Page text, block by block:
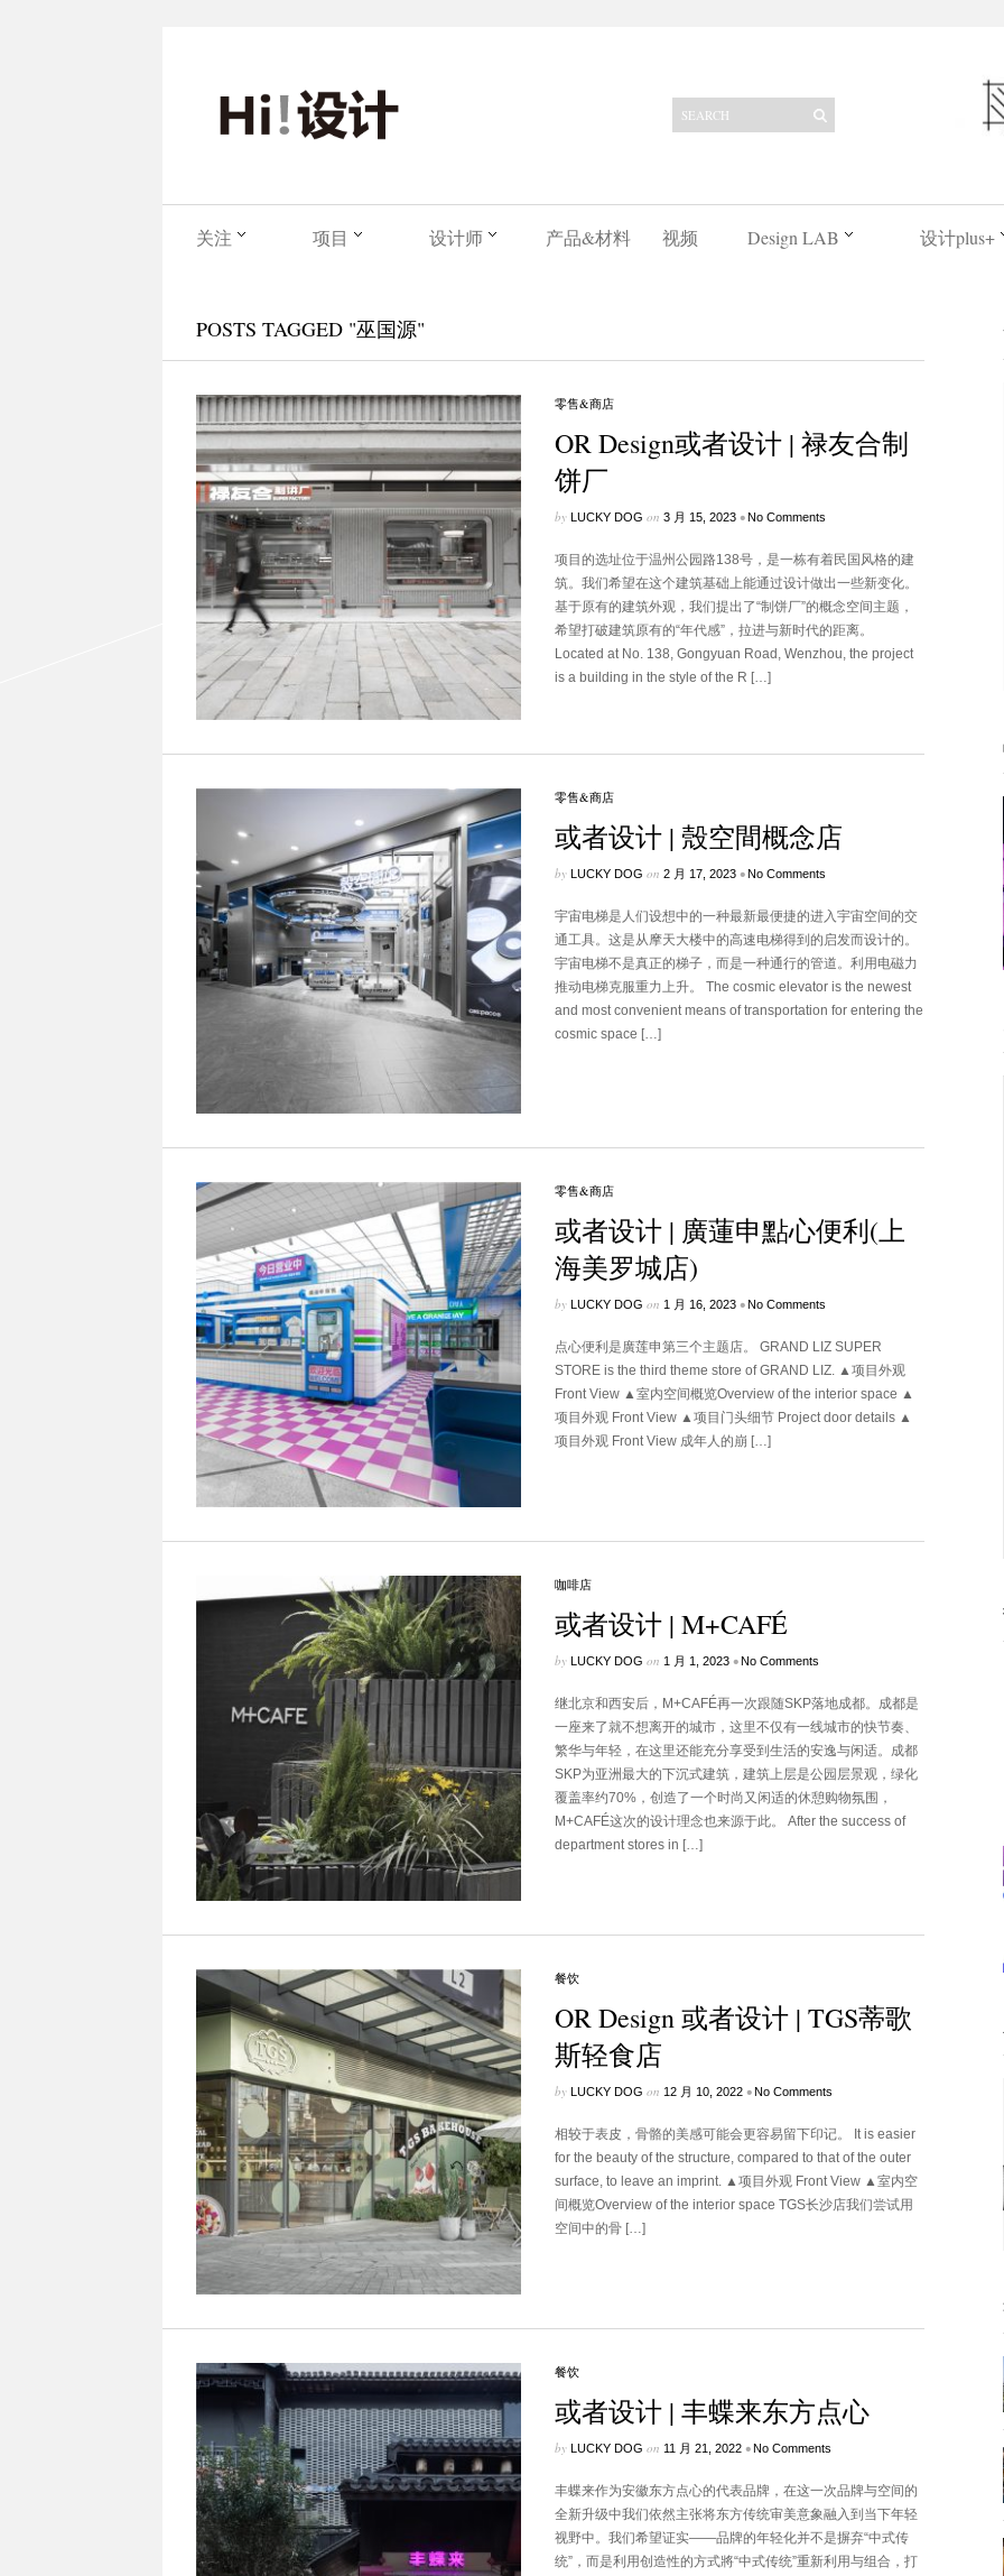
关注 项目 设计师 产品&材料 视频 Design LAB 设计plus+
POSTS TAGGED "巫国源"
零售&商店
OR Design或者设计 | 禄友合制
饼厂
by LUCKY DOG on 3 月 15, 2023 •No Comments
项目的选址位于温州公园路138号，是一栋有着民国风格的建
筑。我们希望在这个建筑基础上能通过设计做出一些新变化。
基于原有的建筑外观，我们提出了“制饼厂”的概念空间主题，
希望打破建筑原有的“年代感”，拉进与新时代的距离。
Located at No. 138, Gongyuan Road, Wenzhou, the project
is a building in the style of the R […]
零售&商店
或者设计 | 殼空間概念店
by LUCKY DOG on 2 月 17, 2023 •No Comments
宇宙电梯是人们设想中的一种最新最便捷的进入宇宙空间的交
通工具。这是从摩天大楼中的高速电梯得到的启发而设计的。
宇宙电梯不是真正的梯子，而是一种通行的管道。利用电磁力
推动电梯克服重力上升。 The cosmic elevator is the newest
and most convenient means of transportation for entering the
cosmic space […]
零售&商店
或者设计 | 廣蓮申點心便利(上
海美罗城店)
by LUCKY DOG on 1 月 16, 2023 •No Comments
点心便利是廣莲申第三个主题店。 GRAND LIZ SUPER
STORE is the third theme store of GRAND LIZ. ▲项目外观
Front View ▲室内空间概览Overview of the interior space ▲
项目外观 Front View ▲项目门头细节 Project door details ▲
项目外观 Front View 成年人的崩 […]
咖啡店
或者设计 | M+CAFÉ
by LUCKY DOG on 1 月 1, 2023 •No Comments
继北京和西安后，M+CAFÉ再一次跟随SKP落地成都。成都是
一座来了就不想离开的城市，这里不仅有一线城市的快节奏、
繁华与年轻，在这里还能充分享受到生活的安逸与闲适。成都
SKP为亚洲最大的下沉式建筑，建筑上层是公园层景观，绿化
覆盖率约70%，创造了一个时尚又闲适的休憩购物氛围，
M+CAFÉ这次的设计理念也来源于此。 After the success of
department stores in […]
餐饮
OR Design 或者设计 | TGS蒂歌
斯轻食店
by LUCKY DOG on 12 月 10, 2022 •No Comments
相较于表皮，骨骼的美感可能会更容易留下印记。 It is easier
for the beauty of the structure, compared to that of the outer
surface, to leave an imprint. ▲项目外观 Front View ▲室内空
间概览Overview of the interior space TGS长沙店我们尝试用
空间中的骨 […]
餐饮
或者设计 | 丰蝶来东方点心
by LUCKY DOG on 11 月 21, 2022 •No Comments
丰蝶来作为安徽东方点心的代表品牌，在这一次品牌与空间的
全新升级中我们依然主张将东方传统审美意象融入到当下年轻
视野中。我们希望证实——品牌的年轻化并不是摒弃“中式传
统”，而是利用创造性的方式將“中式传统”重新利用与组合，打